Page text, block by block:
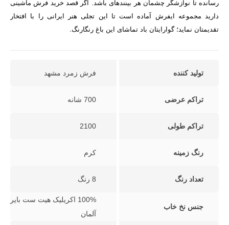
رسانده تا نوازشگر چشمان هر بیننده­ای باشد. اگر قصد خرید فرش ماشینی
دارید مجموعه ایفرش آماده است تا این تجلی هنر ایرانی را با افتخار
تقدیمتان نماید؛ گوارایتان باد تماشای این باغ رنگارنگ.
تولید کننده فرش زمرد مشهد
تراکم عرضی 700 شانه
تراکم طولی 2100
رنگ زمینه کرم
تعداد رنگ 8 رنگ
جنس نخ خاب
100% اکریلیک هیت ست بایر
آلمان